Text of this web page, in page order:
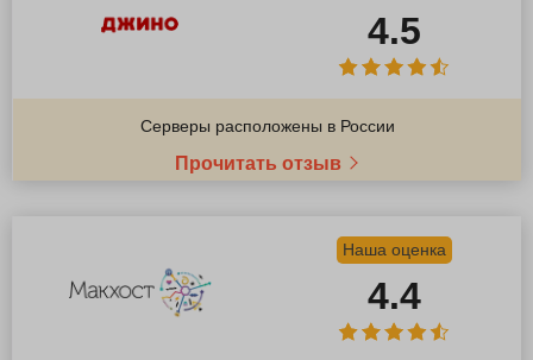
4.5
Серверы расположены в России
Прочитать отзыв
Наша оценка
4.4